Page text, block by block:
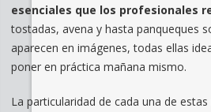
esenciales que los profesionales
tostadas, avena y hasta panqueques
aparecen en imágenes, todas ellas
poner en práctica mañana mismo.
La particularidad de cada una de